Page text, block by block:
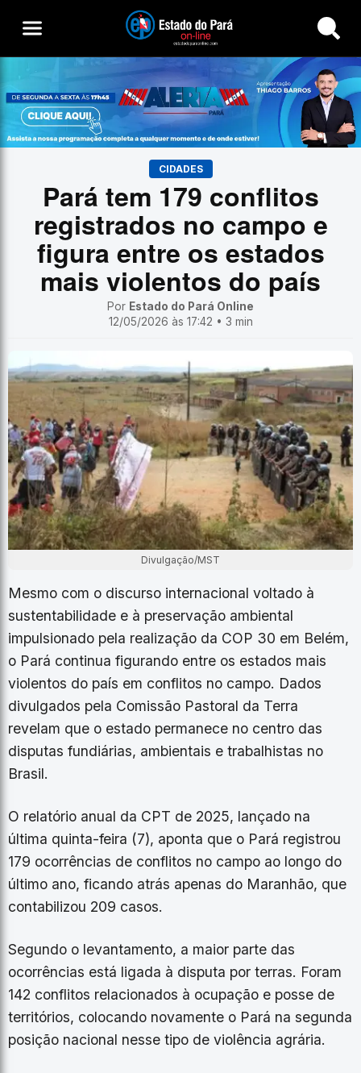
Buscar
CIDADES
Pará tem 179 conflitos
registrados no campo e
figura entre os estados
mais violentos do país
Por Estado do Pará Online
12/05/2026 às 17:42 • 3 min
Divulgação/MST
Mesmo com o discurso internacional voltado à
sustentabilidade e à preservação ambiental
impulsionado pela realização da COP 30 em Belém,
o Pará continua figurando entre os estados mais
violentos do país em conflitos no campo. Dados
divulgados pela Comissão Pastoral da Terra
revelam que o estado permanece no centro das
disputas fundiárias, ambientais e trabalhistas no
Brasil.
O relatório anual da CPT de 2025, lançado na
última quinta-feira (7), aponta que o Pará registrou
179 ocorrências de conflitos no campo ao longo do
último ano, ficando atrás apenas do Maranhão, que
contabilizou 209 casos.
Segundo o levantamento, a maior parte das
ocorrências está ligada à disputa por terras. Foram
142 conflitos relacionados à ocupação e posse de
territórios, colocando novamente o Pará na segunda
posição nacional nesse tipo de violência agrária.